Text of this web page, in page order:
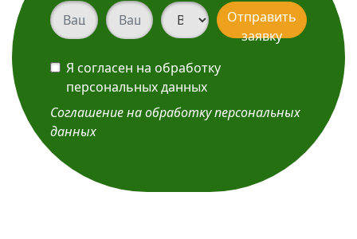
Ваш телефонВаш телефонВид услугиОтправить
заявку
Я согласен на обработку
персональных данных
Соглашение на обработку персональных
данных